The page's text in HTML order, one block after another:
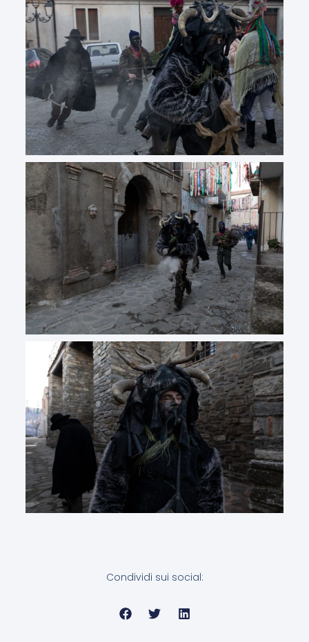
Condividi sui social: